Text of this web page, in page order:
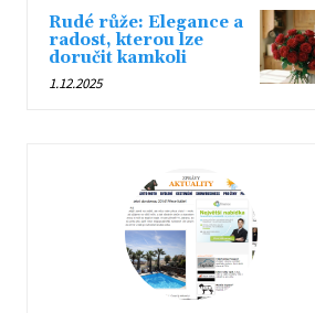
Rudé růže: Elegance a
radost, kterou lze
doručit kamkoli
1.12.2025